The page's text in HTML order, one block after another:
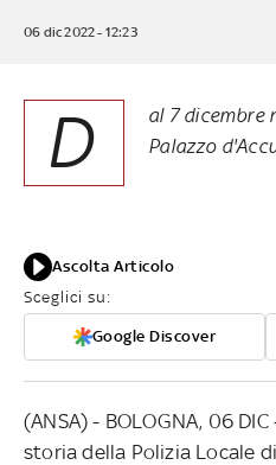
06 dic 2022 - 12:23
D
al 7 dicembre
Palazzo
Ascolta Articolo
Sceglici su:
Google Discover
(ANSA) - BOLOGNA, 06
storia della Polizia Locale